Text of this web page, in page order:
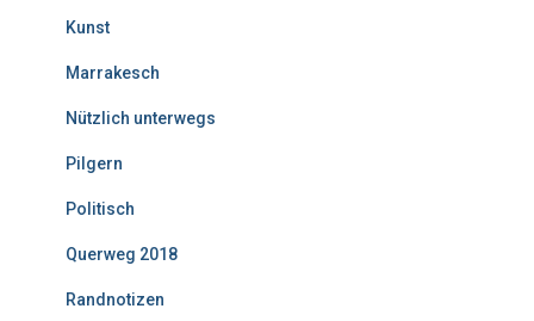
Kunst
Marrakesch
Nützlich unterwegs
Pilgern
Politisch
Querweg 2018
Randnotizen